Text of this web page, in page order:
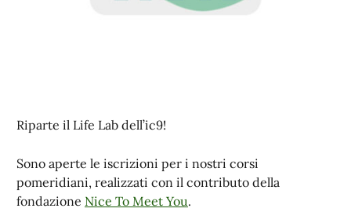
Riparte il Life Lab dell’ic9!
Sono aperte le iscrizioni per i nostri corsi
pomeridiani, realizzati con il contributo della
fondazione Nice To Meet You.